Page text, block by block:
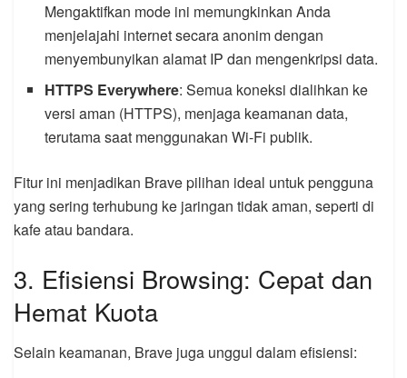
Mengaktifkan mode ini memungkinkan Anda
menjelajahi internet secara anonim dengan
menyembunyikan alamat IP dan mengenkripsi data.
HTTPS Everywhere: Semua koneksi dialihkan ke
versi aman (HTTPS), menjaga keamanan data,
terutama saat menggunakan Wi-Fi publik.
Fitur ini menjadikan Brave pilihan ideal untuk pengguna
yang sering terhubung ke jaringan tidak aman, seperti di
kafe atau bandara.
3. Efisiensi Browsing: Cepat dan
Hemat Kuota
Selain keamanan, Brave juga unggul dalam efisiensi: